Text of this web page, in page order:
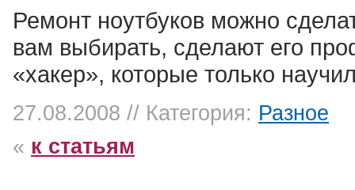
Ремонт ноутбуков можно
вам выбирать, сделают его
«хакер», которые только
27.08.2008 // Категория: Разное
« к статьям